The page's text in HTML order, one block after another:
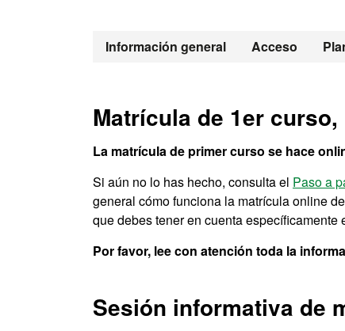
Información general Acceso
Grado en
Matrícula de 1er
La matrícula de primer curso se hace
Si aún no lo has hecho, consulta el Paso a
general cómo funciona la matrícula online
que debes tener en cuenta específicamente
Por favor, lee con atención toda la
Sesión informativa de